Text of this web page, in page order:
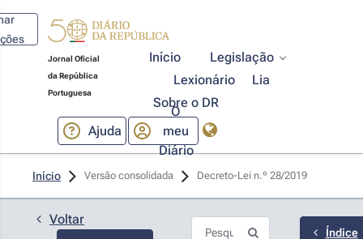
Jornal Oficial
da República
Portuguesa
Início
Legislação
Lexionário
Lia
Sobre o DR
Ajuda
O
meu
Diário
Início Versão consolidada Decreto-Lei n.º 28/2019
Voltar
Lei
49/2025 -
medidas
Índice